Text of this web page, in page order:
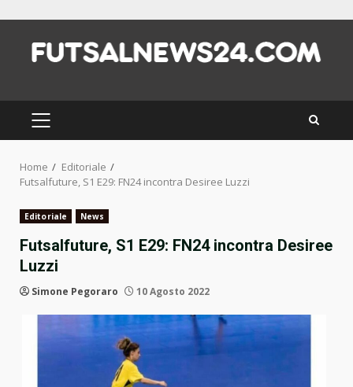
content
PRIMARY
MENU
Home
Editoriale
Futsalfuture, S1 E29: FN24 incontra Desiree Luzzi
Editoriale News
Futsalfuture, S1 E29: FN24 incontra Desiree
Luzzi
Simone Pegoraro 10 Agosto 2022